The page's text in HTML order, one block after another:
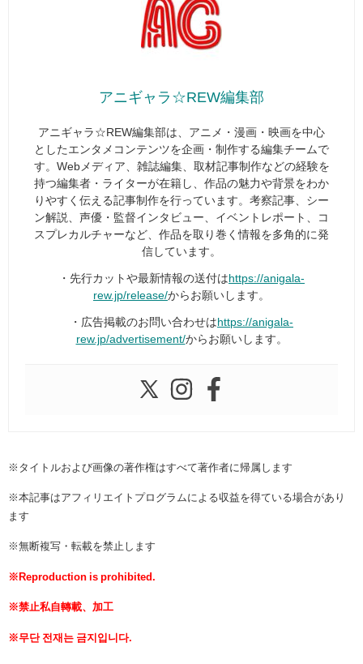
アニギャラ☆REW編集部
アニギャラ☆REW編集部は、アニメ・漫画・映画を中心
としたエンタメコンテンツを企画・制作する編集チームで
す。Webメディア、雑誌編集、取材記事制作などの経験を
持つ編集者・ライターが在籍し、作品の魅力や背景をわか
りやすく伝える記事制作を行っています。考察記事、シー
ン解説、声優・監督インタビュー、イベントレポート、コ
スプレカルチャーなど、作品を取り巻く情報を多角的に発
信しています。
・先行カットや最新情報の送付はhttps://anigala-
rew.jp/release/からお願いします。
・広告掲載のお問い合わせはhttps://anigala-
rew.jp/advertisement/からお願いします。
※タイトルおよび画像の著作権はすべて著作者に帰属します
※本記事はアフィリエイトプログラムによる収益を得ている場合があり
ます
※無断複写・転載を禁止します
※Reproduction is prohibited.
※禁止私自轉載、加工
※무단 전재는 금지입니다.